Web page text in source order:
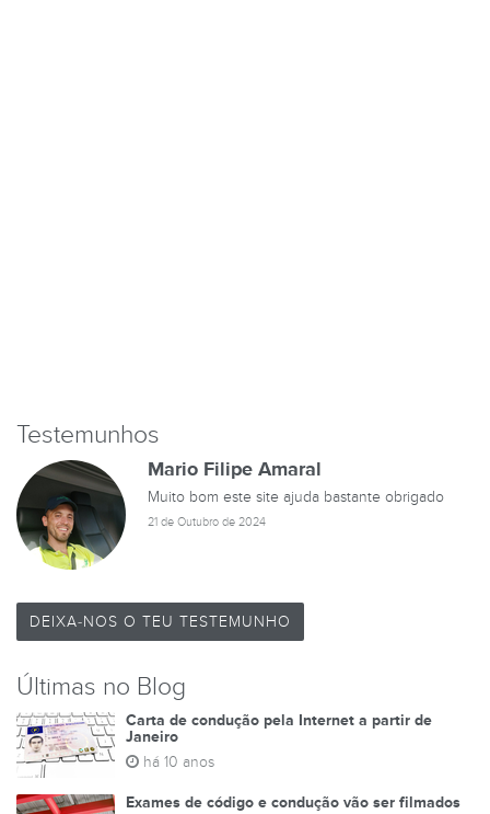
Testemunhos
Mario Filipe Amaral
Muito bom este site ajuda bastante obrigado
21 de Outubro de 2024
DEIXA-NOS O TEU TESTEMUNHO
Últimas no Blog
Carta de condução pela Internet a partir de
Janeiro
há 10 anos
Exames de código e condução vão ser filmados